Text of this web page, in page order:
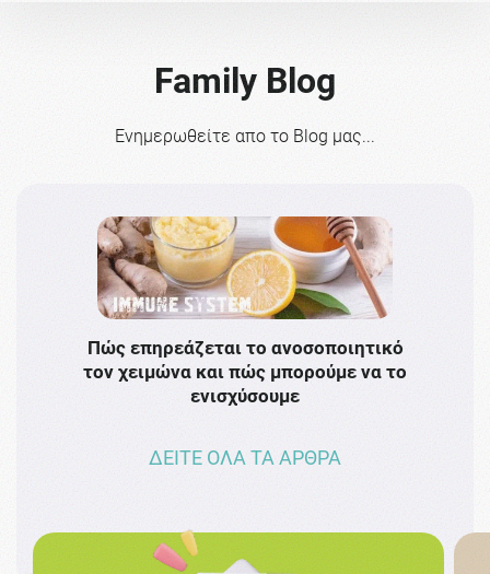
Family Blog
Ενημερωθείτε απο το Blog μας...
Πώς επηρεάζεται το ανοσοποιητικό
τον χειμώνα και πώς μπορούμε να το
ενισχύσουμε
ΔΕΙΤΕ ΟΛΑ ΤΑ ΑΡΘΡΑ